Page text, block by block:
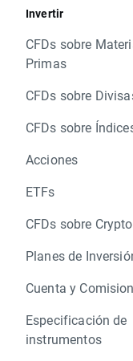
Invertir
CFDs sobre
Primas
CFDs sobre
CFDs sobre
Acciones
ETFs
CFDs sobre Crypto
Planes de
Cuenta y
Especificación de
instrumentos